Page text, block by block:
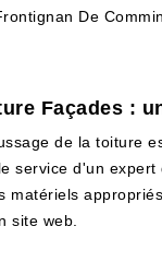
De
Façades :
de la toiture
service d'un
matériels
site web.